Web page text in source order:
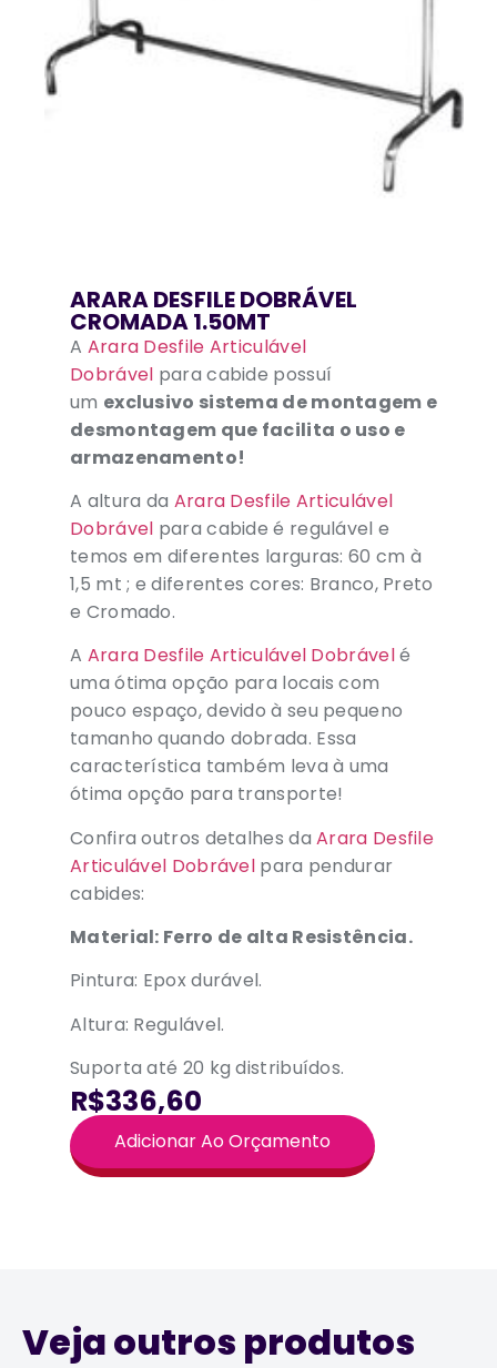
ARARA DESFILE DOBRÁVEL
CROMADA 1.50MT
A Arara Desfile Articulável
Dobrável para cabide possuí
um exclusivo sistema de montagem e
desmontagem que facilita o uso e
armazenamento!
A altura da Arara Desfile Articulável
Dobrável para cabide é regulável e
temos em diferentes larguras: 60 cm à
1,5 mt ; e diferentes cores: Branco, Preto
e Cromado.
A Arara Desfile Articulável Dobrávelé
uma ótima opção para locais com
pouco espaço, devido à seu pequeno
tamanho quando dobrada. Essa
característica também leva à uma
ótima opção para transporte!
Confira outros detalhes daArara Desfile
Articulável Dobrável para pendurar
cabides:
Material: Ferro de alta Resistência.
Pintura: Epox durável.
Altura: Regulável.
Suporta até 20 kg distribuídos.
R$336,60
Adicionar Ao Orçamento
Veja outros produtos